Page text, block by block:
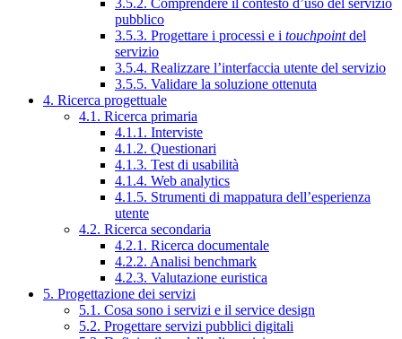
3.5.2. Comprendere il contesto d’uso del servizio
pubblico
3.5.3. Progettare i processi e i touchpointdel
servizio
3.5.4. Realizzare l’interfaccia utente del servizio
3.5.5. Validare la soluzione ottenuta
4. Ricerca progettuale
4.1. Ricerca primaria
4.1.1. Interviste
4.1.2. Questionari
4.1.3. Test di usabilità
4.1.4. Web analytics
4.1.5. Strumenti di mappatura dell’esperienza
utente
4.2. Ricerca secondaria
4.2.1. Ricerca documentale
4.2.2. Analisi benchmark
4.2.3. Valutazione euristica
5. Progettazione dei servizi
5.1. Cosa sono i servizi e il service design
5.2. Progettare servizi pubblici digitali